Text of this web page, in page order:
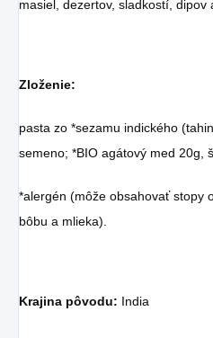
masiel, dezertov, sladkostí, dipov
Zloženie:
pasta zo *sezamu indického
semeno; *BIO agátový med 20g,
*alergén (môže obsahovať stopy
bôbu a mlieka).
Krajina pôvodu: India